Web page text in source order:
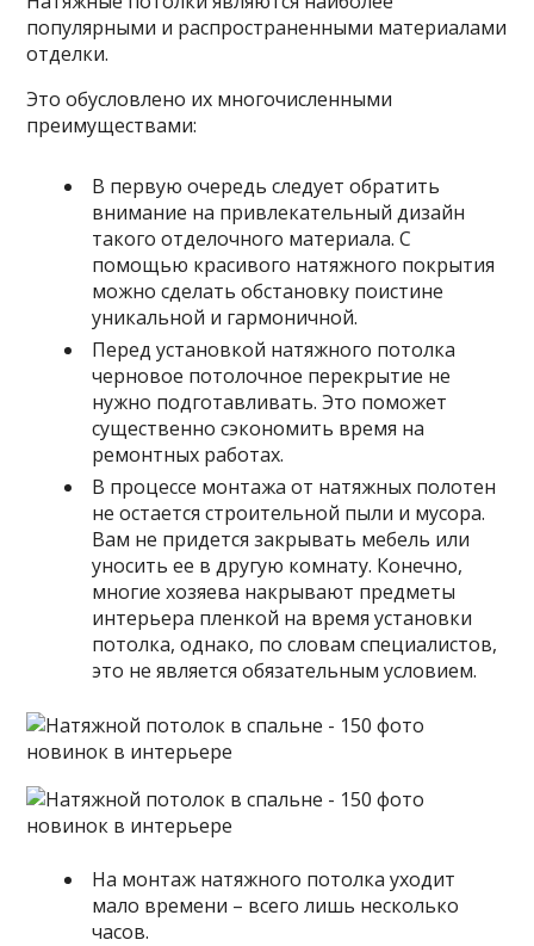
популярными и распространенными материалами
отделки.
Это обусловлено их многочисленными
преимуществами:
В первую очередь следует обратить
внимание на привлекательный дизайн
такого отделочного материала. С
помощью красивого натяжного покрытия
можно сделать обстановку поистине
уникальной и гармоничной.
Перед установкой натяжного потолка
черновое потолочное перекрытие не
нужно подготавливать. Это поможет
существенно сэкономить время на
ремонтных работах.
В процессе монтажа от натяжных полотен
не остается строительной пыли и мусора.
Вам не придется закрывать мебель или
уносить ее в другую комнату. Конечно,
многие хозяева накрывают предметы
интерьера пленкой на время установки
потолка, однако, по словам специалистов,
это не является обязательным условием.
На монтаж натяжного потолка уходит
мало времени – всего лишь несколько
часов.